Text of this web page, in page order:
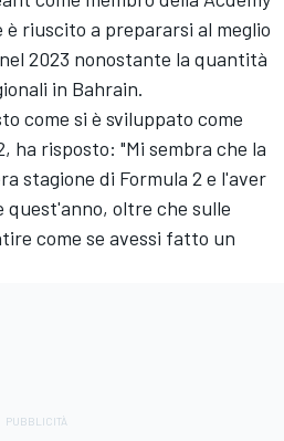
riuscito a prepararsi al meglio
2023 nonostante la quantità
in Bahrain.
come si è sviluppato come
ha risposto: "Mi sembra che la
stagione di Formula 2 e l'aver
quest'anno, oltre che sulle
come se avessi fatto un